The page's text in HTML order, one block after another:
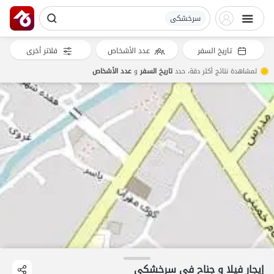
سرخشکی
إيجار فيلا و جناح في سرخشکی
تاريخ السفر عدد الأشخاص فلاتر أخرى
لمشاهدة نتائج أكثر دقة، حددتاريخ السفروعدد الأشخاص